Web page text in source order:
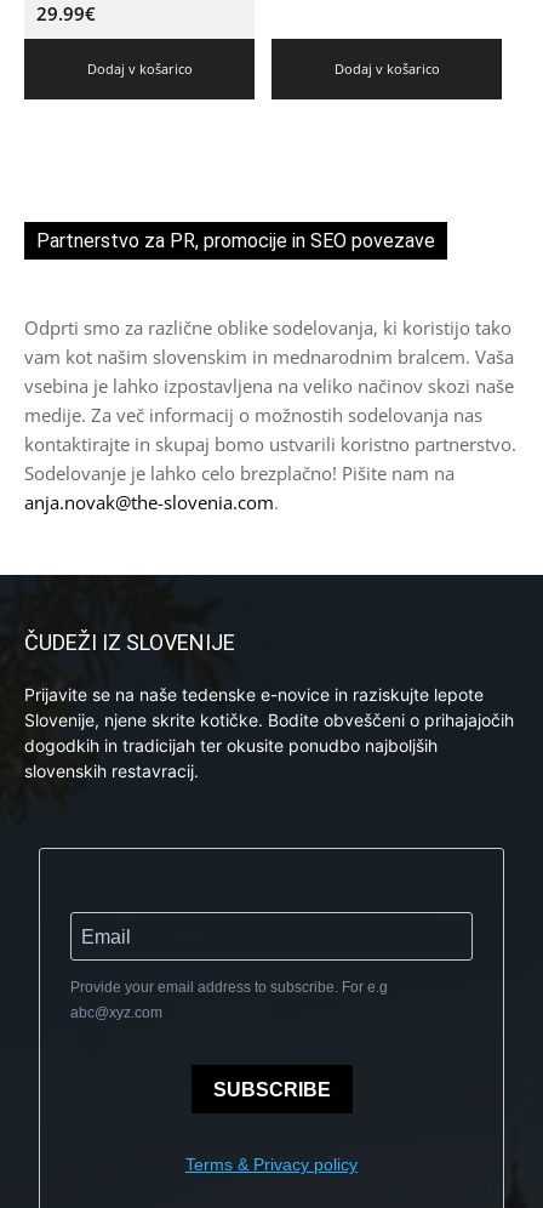
29.99€
Dodaj v košarico Dodaj v košarico
Partnerstvo za PR, promocije in SEO povezave
Odprti smo za različne oblike sodelovanja, ki koristijo tako
vam kot našim slovenskim in mednarodnim bralcem. Vaša
vsebina je lahko izpostavljena na veliko načinov skozi naše
medije. Za več informacij o možnostih sodelovanja nas
kontaktirajte in skupaj bomo ustvarili koristno partnerstvo.
Sodelovanje je lahko celo brezplačno! Pišite nam na
anja.novak@the-slovenia.com.
ČUDEŽI IZ SLOVENIJE
Prijavite se na naše tedenske e-novice in raziskujte lepote
Slovenije, njene skrite kotičke. Bodite obveščeni o prihajajočih
dogodkih in tradicijah ter okusite ponudbo najboljših
slovenskih restavracij.
Provide your email address to subscribe. For e.g
abc@xyz.com
SUBSCRIBE
Terms & Privacy policy